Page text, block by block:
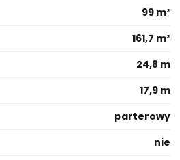
99 m²
161,7 m²
24,8 m
17,9 m
parterowy
nie